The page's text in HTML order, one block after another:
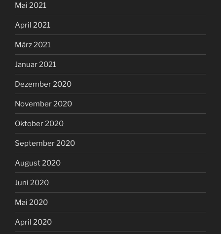
Mai 2021
April 2021
März 2021
Januar 2021
Dezember 2020
November 2020
Oktober 2020
September 2020
August 2020
Juni 2020
Mai 2020
April 2020